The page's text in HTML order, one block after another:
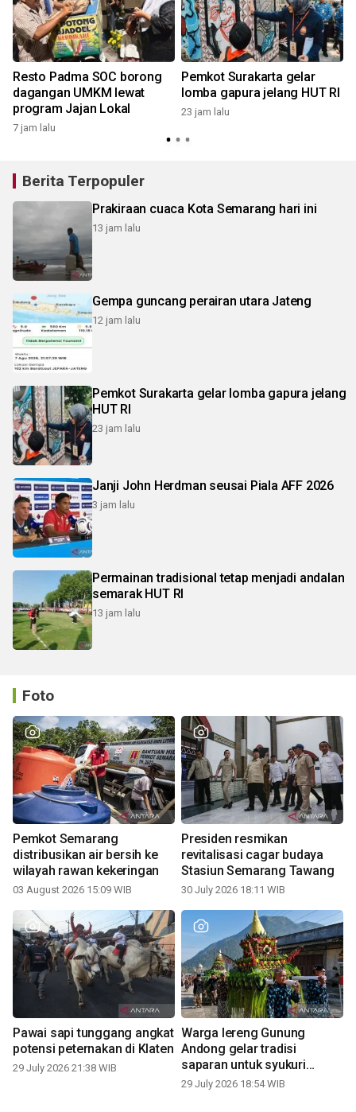
Resto Padma SOC borong
dagangan UMKM lewat
program Jajan Lokal
7 jam lalu
Pemkot Surakarta gelar
lomba gapura jelang HUT RI
23 jam lalu
Berita Terpopuler
Prakiraan cuaca Kota Semarang hari ini
13 jam lalu
Gempa guncang perairan utara Jateng
12 jam lalu
Pemkot Surakarta gelar lomba gapura jelang
HUT RI
23 jam lalu
Janji John Herdman seusai Piala AFF 2026
3 jam lalu
Permainan tradisional tetap menjadi andalan
semarak HUT RI
13 jam lalu
Foto
Pemkot Semarang
distribusikan air bersih ke
wilayah rawan kekeringan
03 August 2026 15:09 WIB
Presiden resmikan
revitalisasi cagar budaya
Stasiun Semarang Tawang
30 July 2026 18:11 WIB
Pawai sapi tunggang angkat
potensi peternakan di Klaten
29 July 2026 21:38 WIB
Warga lereng Gunung
Andong gelar tradisi
saparan untuk syukuri
panen
29 July 2026 18:54 WIB